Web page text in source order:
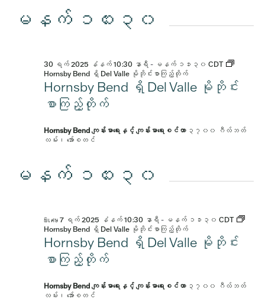
မနက် ၁၀း၃၀
Hornsby Bend ရှိ Del Valle မိုဘိုင်း
စာကြည့်တိုက်
30 ရက် 2025 နံနက် 10:30 နာရီ - မနက် ၁၁း၃၀ CDT
Hornsby Bend ရှိ Del Valle မိုဘိုင်းစာကြည့်တိုက်
Hornsby Bend ကျန်းမာရေးနှင့် ကျန်းမာရေးစင်တာ ၃၇၀၀ ဂီလ်ဘတ်
လမ်း၊ အော်စတင်
မနက် ၁၀း၃၀
Hornsby Bend ရှိ Del Valle မိုဘိုင်း
စာကြည့်တိုက်
พิเศษ 7 ရက် 2025 နံနက် 10:30 နာရီ - မနက် ၁၁း၃၀ CDT
Hornsby Bend ရှိ Del Valle မိုဘိုင်းစာကြည့်တိုက်
Hornsby Bend ကျန်းမာရေးနှင့် ကျန်းမာရေးစင်တာ ၃၇၀၀ ဂီလ်ဘတ်
လမ်း၊ အော်စတင်